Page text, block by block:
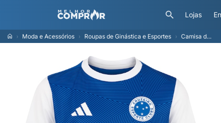
Lojas
Moda e Acessórios Roupas de Ginástica e Esportes Camisa do Cruzeiro 25 Fanshirt adidas Juvenil